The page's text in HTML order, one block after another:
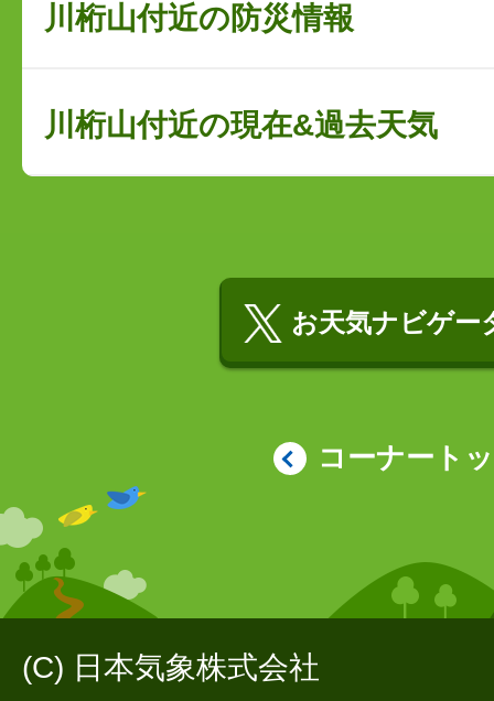
川桁山付近の防災情報
川桁山付近の現在&過去天気
お天気ナビゲー
コーナート
(C) 日本気象株式会社